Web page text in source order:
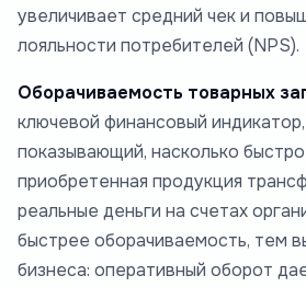
увеличивает средний чек и
лояльности потребителей (NPS).
Оборачиваемость товарных
ключевой финансовый индикатор,
показывающий, насколько быстро
приобретенная продукция
реальные деньги на счетах
быстрее оборачиваемость, тем
бизнеса: оперативный оборот